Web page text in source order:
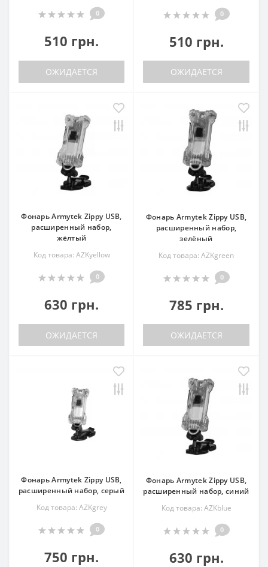
0
510 грн.
ОЖИДАЕТСЯ
0
510 грн.
ОЖИДАЕТСЯ
Фонарь Armytek Zippy USB,
расширенный набор,
жёлтый
Код товара: AZKyellow
0
630 грн.
ОЖИДАЕТСЯ
Фонарь Armytek Zippy USB,
расширенный набор,
зелёный
Код товара: AZKgreen
0
785 грн.
ОЖИДАЕТСЯ
Фонарь Armytek Zippy USB,
расширенный набор, серый
Код товара: AZKgrey
0
750 грн.
Фонарь Armytek Zippy USB,
расширенный набор, синий
Код товара: AZKblue
0
630 грн.